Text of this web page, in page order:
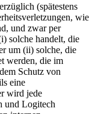
(spätestens
wie
und zwar per
solche handelt, die
um (ii) solche, die
werden, die im
Schutz von
eine
wird jede
und Logitech